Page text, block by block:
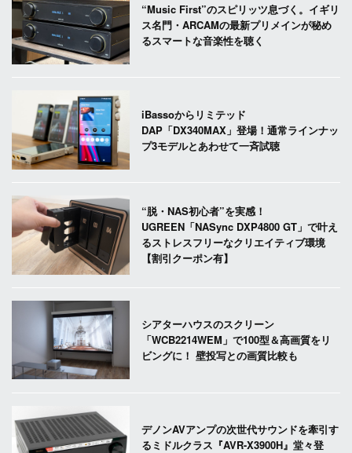
“Music First”のスピリッツ息づく。イギリ
ス名門・ARCAMの最新プリメインが秘め
るスマートな音楽性を聴く
iBassoからリミテッド
DAP「DX340MAX」登場！通常ラインナッ
プ3モデルとあわせて一斉試聴
“脱・NAS初心者”を実感！
UGREEN「NASync DXP4800 GT」で叶え
るストレスフリーなクリエイティブ環境
【割引クーポン有】
シアターハウスのスクリーン
「WCB2214WEM」で100型＆高画質をリ
ビングに！ 壁投写との画質比較も
デノンAVアンプの次世代サウンドを牽引す
るミドルクラス『AVR-X3900H』堂々登